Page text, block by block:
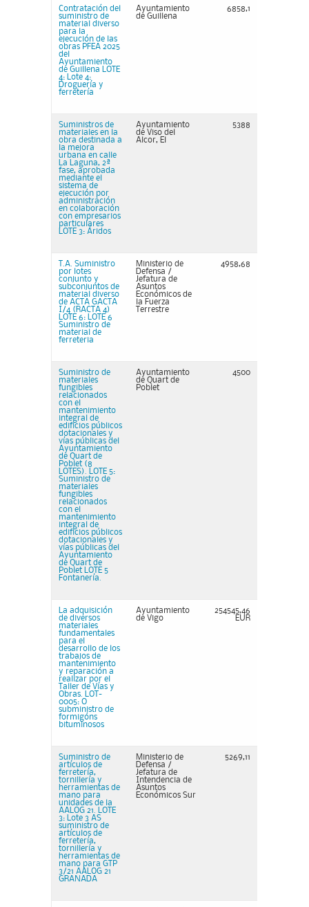
Contratación del
suministro de
material diverso
para la
ejecución de las
obras PFEA 2025
del
Ayuntamiento
de Guillena LOTE
4: Lote 4:
Droguería y
ferretería
Ayuntamiento
de Guillena
6858,1
Suministros de
materiales en la
obra destinada a
la mejora
urbana en calle
La Laguna, 2ª
fase, aprobada
mediante el
sistema de
ejecución por
administración
en colaboración
con empresarios
particulares
LOTE 3: Áridos
Ayuntamiento
de Viso del
Alcor, El
5388
T.A. Suministro
por lotes
conjunto y
subconjuntos de
material diverso
de ACTA GACTA
I/4 (RACTA 4)
LOTE 6: LOTE 6
Suministro de
material de
ferreteria
Ministerio de
Defensa /
Jefatura de
Asuntos
Económicos de
la Fuerza
Terrestre
4958,68
Suministro de
materiales
fungibles
relacionados
con el
mantenimiento
integral de
edificios públicos
dotacionales y
vías públicas del
Ayuntamiento
de Quart de
Poblet (8
LOTES). LOTE 5:
Suministro de
materiales
fungibles
relacionados
con el
mantenimiento
integral de
edificios públicos
dotacionales y
vías públicas del
Ayuntamiento
de Quart de
Poblet LOTE 5
Fontanería.
Ayuntamiento
de Quart de
Poblet
4500
La adquisición
de diversos
materiales
fundamentales
para el
desarrollo de los
trabajos de
mantenimiento
y reparación a
realizar por el
Taller de Vías y
Obras. LOT-
0005: O
subministro de
formigóns
bituminosos
Ayuntamiento
de Vigo
254545,46
EUR
Suministro de
artículos de
ferretería,
tornillería y
herramientas de
mano para
unidades de la
AALOG 21. LOTE
3: Lote 3 AS
suministro de
artículos de
ferretería,
tornillería y
herramientas de
mano para GTP
3/21 AALOG 21
GRANADA
Ministerio de
Defensa /
Jefatura de
Intendencia de
Asuntos
Económicos Sur
5269,11